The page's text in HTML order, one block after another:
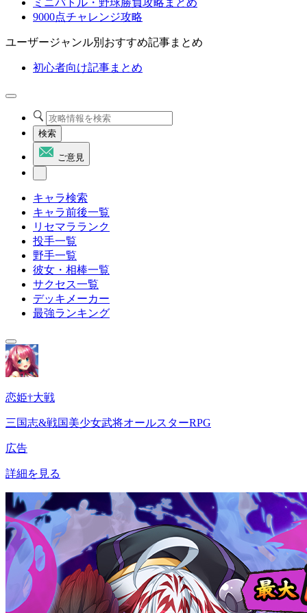
ミニバトル・野球勝負攻略まとめ
9000点チャレンジ攻略
ユーザージャンル別おすすめ記事まとめ
初心者向け記事まとめ
検索
ご意見
キャラ検索
キャラ前後一覧
リセマラランク
投手一覧
野手一覧
彼女・相棒一覧
サクセス一覧
デッキメーカー
最強ランキング
恋姫†大戦
三国志&戦国美少女武将オールスターRPG
広告
詳細を見る